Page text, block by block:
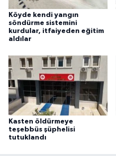
Köyde kendi yangın
söndürme sistemini
kurdular, itfaiyeden eğitim
aldılar
Kasten öldürmeye
teşebbüs şüphelisi
tutuklandı